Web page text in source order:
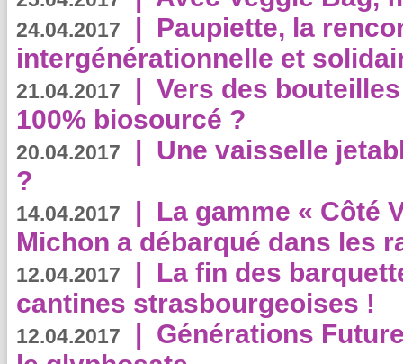
24.04.2017 | Paupiette, la
intergénérationnelle et
21.04.2017 | Vers des
100% biosourcé ?
20.04.2017 | Une vaisselle
?
14.04.2017 | La gamme « Côté
Michon a débarqué dans les
12.04.2017 | La fin des
cantines strasbourgeoises !
12.04.2017 | Générations